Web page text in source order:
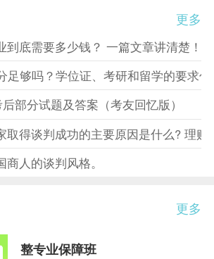
更多
到底需要多少钱？ 一篇文章讲清楚！
足够吗？学位证、考研和留学的要求
部分试题及答案（考友回忆版）
取得谈判成功的主要原因是什么? 理
人的谈判风格。
更多
整专业保障班